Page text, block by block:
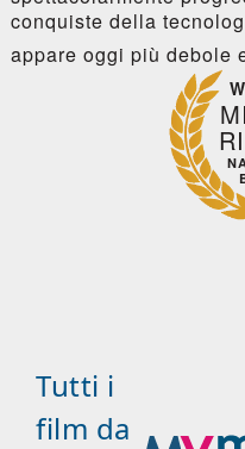
conquiste della
appare oggi più debole
Tutti i
film da